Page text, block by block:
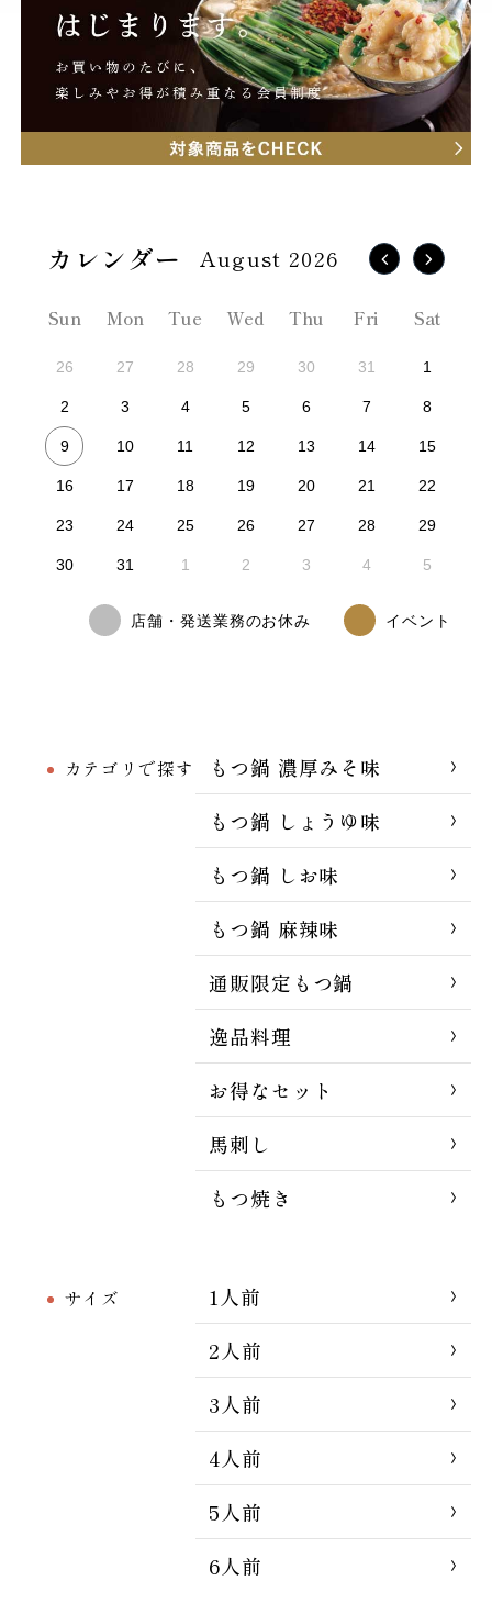
カテゴリで探す
もつ鍋 濃厚みそ味
もつ鍋 しょうゆ味
もつ鍋 しお味
もつ鍋 麻辣味
通販限定もつ鍋
逸品料理
お得なセット
馬刺し
もつ焼き
サイズ
1人前
2人前
3人前
4人前
5人前
6人前
August 2026
Sun Mon Tue Wed Thu Fri Sat
26 27 28 29 30 31 1
2 3 4 5 6 7 8
9 10 11 12 13 14 15
16 17 18 19 20 21 22
23 24 25 26 27 28 29
30 31 1 2 3 4 5
店舗・発送業務のお休み イベント